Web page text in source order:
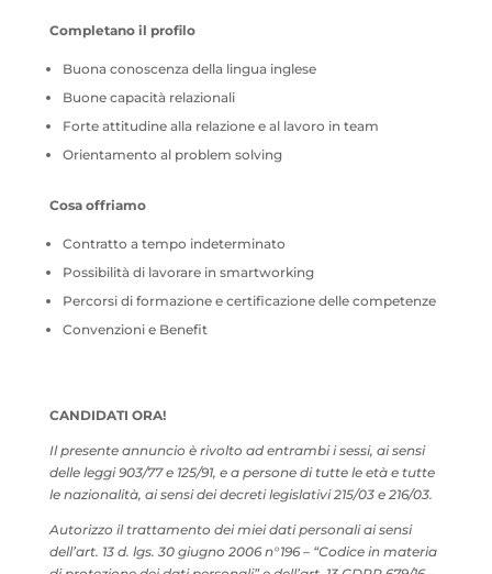
Completano il profilo
Buona conoscenza della lingua inglese
Buone capacità relazionali
Forte attitudine alla relazione e al lavoro in team
Orientamento al problem solving
Cosa offriamo
Contratto a tempo indeterminato
Possibilità di lavorare in smartworking
Percorsi di formazione e certificazione delle competenze
Convenzioni e Benefit
CANDIDATI ORA!
Il presente annuncio è rivolto ad entrambi i sessi, ai sensi
delle leggi 903/77 e 125/91, e a persone di tutte le età e tutte
le nazionalità, ai sensi dei decreti legislativi 215/03 e 216/03.
Autorizzo il trattamento dei miei dati personali ai sensi
dell’art. 13 d. lgs. 30 giugno 2006 n°196 – “Codice in materia